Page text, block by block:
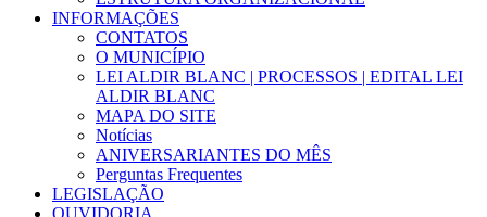
INFORMAÇÕES
CONTATOS
O MUNICÍPIO
LEI ALDIR BLANC | PROCESSOS | EDITAL LEI
ALDIR BLANC
MAPA DO SITE
Notícias
ANIVERSARIANTES DO MÊS
Perguntas Frequentes
LEGISLAÇÃO
OUVIDORIA